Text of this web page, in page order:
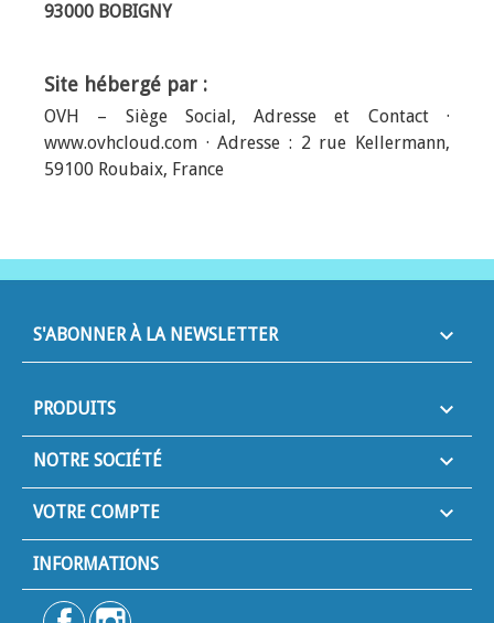
93000 BOBIGNY
Site hébergé par :
OVH – Siège Social, Adresse et Contact ·
www.ovhcloud.com · Adresse : 2 rue Kellermann,
59100 Roubaix, France
S'ABONNER À LA NEWSLETTER keyboard_arrow_down
PRODUITS 
NOTRE SOCIÉTÉ 
VOTRE COMPTE 
INFORMATIONS